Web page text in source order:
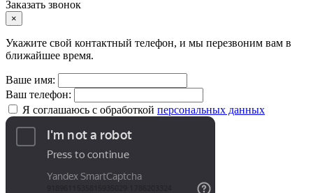
Заказать звонок
×
Укажите свой контактный телефон, и мы перезвоним вам в
ближайшее время.
Ваше имя:
Ваш телефон:
Я соглашаюсь с обработкой персональных данных